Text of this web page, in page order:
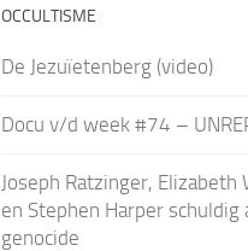
OCCULTISME
De Jezuïetenberg (video)
Docu v/d week #74 –
Joseph Ratzinger, Elizabeth
en Stephen Harper schuldig
genocide